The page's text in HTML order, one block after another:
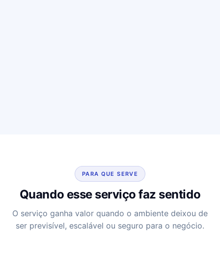
PARA QUE SERVE
Quando esse serviço faz sentido
O serviço ganha valor quando o ambiente deixou de
ser previsível, escalável ou seguro para o negócio.